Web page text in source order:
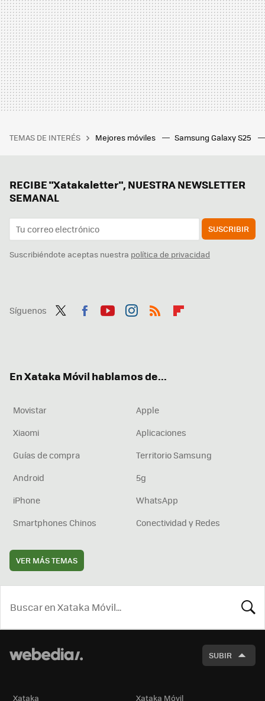
TEMAS DE INTERÉS Mejores móviles Samsung Galaxy S25
RECIBE "Xatakaletter", NUESTRA NEWSLETTER
SEMANAL
SUSCRIBIR
Suscribiéndote aceptas nuestra política de privacidad
Síguenos
En Xataka Móvil hablamos de...
Movistar
Apple
Xiaomi
Aplicaciones
Guías de compra
Territorio Samsung
Android
5g
iPhone
WhatsApp
Smartphones Chinos
Conectividad y Redes
VER MÁS TEMAS
SUBIR
Xataka Xataka Móvil